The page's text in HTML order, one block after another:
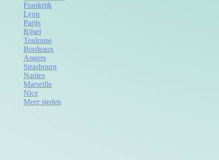
Frankrijk
Lyon
Parijs
Rijsel
Toulouse
Bordeaux
Angers
Strasbourg
Nantes
Marseille
Nice
Meer steden